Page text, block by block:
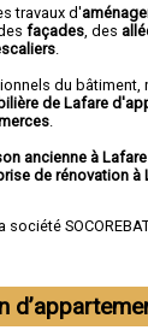
travaux d'
des façades , des
du bâtiment,
de Lafare
ancienne à
de rénovation à